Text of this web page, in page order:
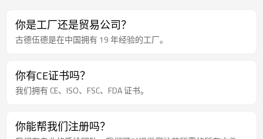
你是工厂还是贸易公司？
古德伍德是在中国拥有 19 年经验的工厂。
你有CE证书吗？
我们拥有 CE、ISO、FSC、FDA 证书。
你能帮我们注册吗？